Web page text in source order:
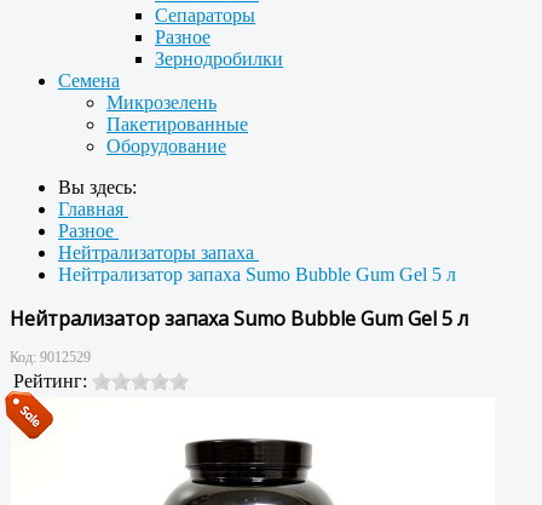
Сепараторы
Разное
Зернодробилки
Семена
Микрозелень
Пакетированные
Оборудование
Вы здесь:
Главная
Разное
Нейтрализаторы запаха
Нейтрализатор запаха Sumo Bubble Gum Gel 5 л
Нейтрализатор запаха Sumo Bubble Gum Gel 5 л
Код: 9012529
Рейтинг: